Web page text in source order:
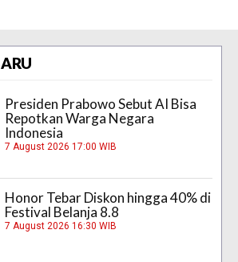
Presiden Prabowo Sebut AI Bisa
Repotkan Warga Negara
Indonesia
7 August 2026 17:00 WIB
Honor Tebar Diskon hingga 40% di
Festival Belanja 8.8
7 August 2026 16:30 WIB